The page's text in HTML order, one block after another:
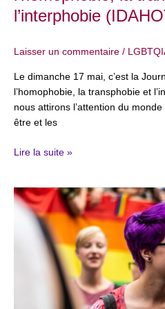
l’interphobie
Laisser un commentaire /
Le dimanche 17 mai, c’est la
l’homophobie, la transphobie et
nous attirons l’attention du
être et les
Lire la suite »
26
avril
Journée
Internationale